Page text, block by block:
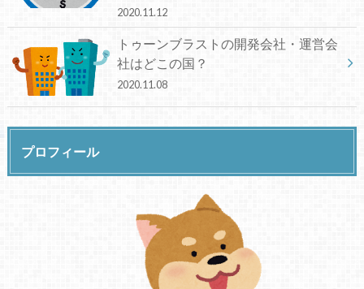
2020.11.12
トゥーンブラストの開発会社・運営会
社はどこの国？
2020.11.08
プロフィール